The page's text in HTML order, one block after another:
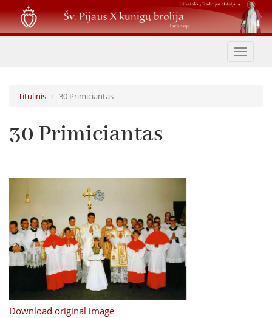
Pereiti
į
pagrindinį
Toggle
Titulinis 30 Primiciantas
30 Primiciantas
Download original image